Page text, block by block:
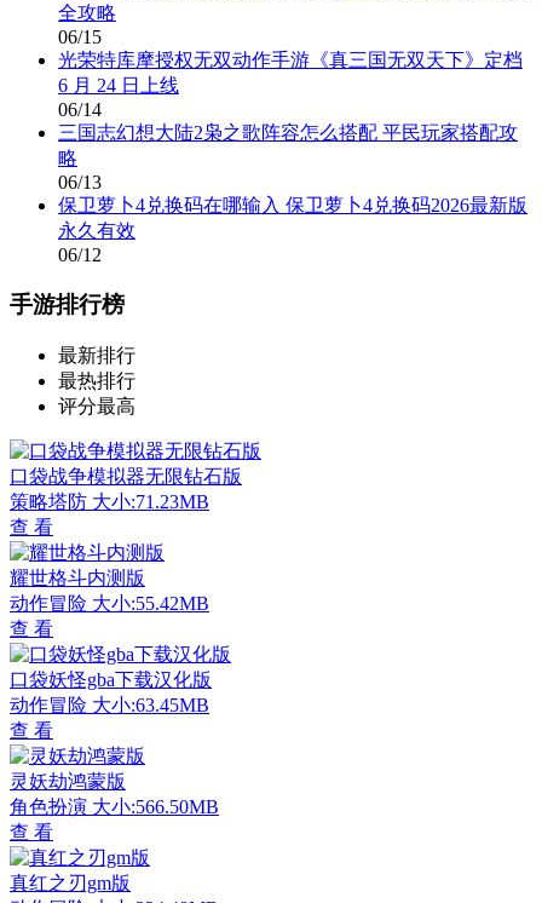
全攻略
06/15
光荣特库摩授权无双动作手游《真三国无双天下》定档
6 月 24 日上线
06/14
三国志幻想大陆2枭之歌阵容怎么搭配 平民玩家搭配攻
略
06/13
保卫萝卜4兑换码在哪输入 保卫萝卜4兑换码2026最新版
永久有效
06/12
手游排行榜
最新排行
最热排行
评分最高
口袋战争模拟器无限钻石版
策略塔防 大小:71.23MB
查 看
耀世格斗内测版
动作冒险 大小:55.42MB
查 看
口袋妖怪gba下载汉化版
动作冒险 大小:63.45MB
查 看
灵妖劫鸿蒙版
角色扮演 大小:566.50MB
查 看
真红之刃gm版